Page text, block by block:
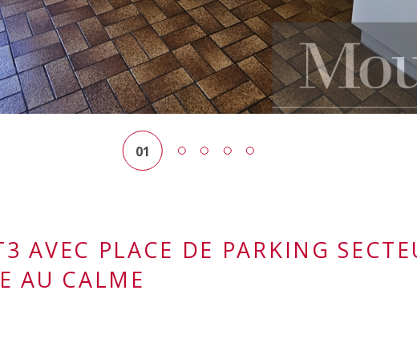
01
AVEC PLACE DE PARKING
AU CALME